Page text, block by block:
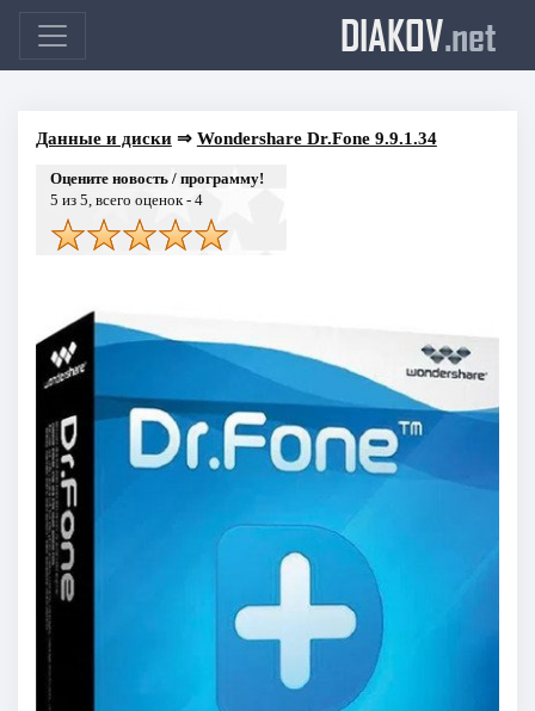
DIAKOV.net
Данные и диски⇒ Wondershare Dr.Fone 9.9.1.34
Оцените новость / программу!
5 из 5, всего оценок - 4